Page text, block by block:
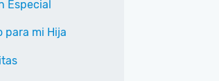
Especial
para mi Hija